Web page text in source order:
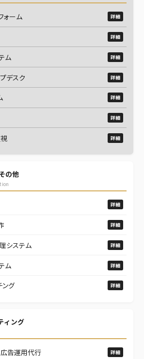
ォーム 詳細
詳細
ム 詳細
デスク 詳細
詳細
詳細
詳細
の他
詳細
詳細
システム 詳細
ム 詳細
ング 詳細
ィング
広告運用代行 詳細